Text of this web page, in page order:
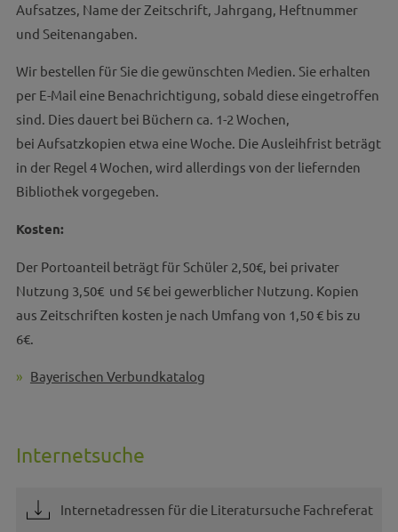
Aufsatzes, Name der Zeitschrift, Jahrgang, Heftnummer
und Seitenangaben.
Wir bestellen für Sie die gewünschten Medien. Sie erhalten
per E-Mail eine Benachrichtigung, sobald diese eingetroffen
sind. Dies dauert bei Büchern ca. 1-2 Wochen,
bei Aufsatzkopien etwa eine Woche. Die Ausleihfrist beträgt
in der Regel 4 Wochen, wird allerdings von der liefernden
Bibliothek vorgegeben.
Kosten:
Der Portoanteil beträgt für Schüler 2,50€, bei privater
Nutzung 3,50€ und 5€ bei gewerblicher Nutzung. Kopien
aus Zeitschriften kosten je nach Umfang von 1,50 € bis zu
6€.
Bayerischen Verbundkatalog
Internetsuche
Internetadressen für die Literatursuche Fachreferat